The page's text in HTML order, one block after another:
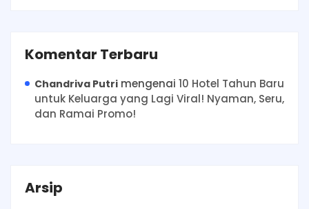
Komentar Terbaru
Chandriva Putri mengenai 10 Hotel Tahun Baru
untuk Keluarga yang Lagi Viral! Nyaman, Seru,
dan Ramai Promo!
Arsip